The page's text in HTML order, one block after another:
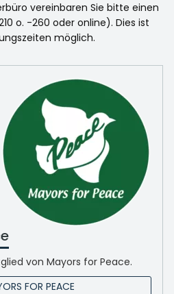
vereinbaren Sie bitte einen
o. -260 oder online). Dies ist
möglich.
von Mayors for Peace.
FOR PEACE